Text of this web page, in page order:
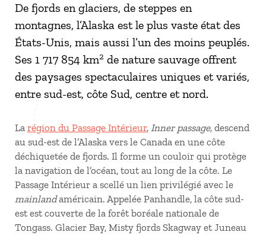
De fjords en glaciers, de steppes en
montagnes, l’Alaska est le plus vaste état des
États-Unis, mais aussi l’un des moins peuplés.
Ses 1 717 854 km2 de nature sauvage offrent
des paysages spectaculaires uniques et variés,
entre sud-est, côte Sud, centre et nord.
La région du Passage Intérieur, Inner passage, descend
au sud-est de l’Alaska vers le Canada en une côte
déchiquetée de fjords. Il forme un couloir qui protège
la navigation de l’océan, tout au long de la côte. Le
Passage Intérieur a scellé un lien privilégié avec le
mainlandaméricain. Appelée Panhandle, la côte sud-
est est couverte de la forêt boréale nationale de
Tongass. Glacier Bay, Misty fjords Skagway et Juneau